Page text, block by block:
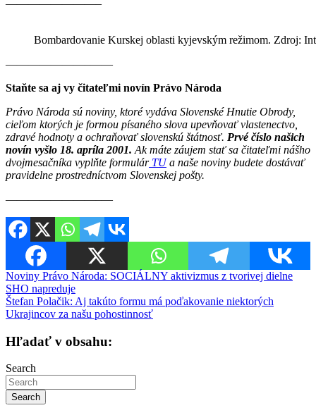
————————–
Bombardovanie Kurskej oblasti kyjevským režimom. Zdroj:
———————–——
Staňte sa aj vy čitateľmi novín Právo Národa
Právo Národa sú noviny, ktoré vydáva Slovenské Hnutie Obrody,
cieľom ktorých je formou písaného slova upevňovať vlastenectvo,
zdravé hodnoty a ochraňovať slovenskú štátnosť. Prvé číslo našich
novín vyšlo 18. apríla 2001. Ak máte záujem stať sa čitateľmi nášho
dvojmesačníka vyplňte formulárTUa naše noviny budete dostávať
pravidelne prostredníctvom Slovenskej pošty.
————————–—
Navigácia
v
článku
Noviny Právo Národa: SOCIÁLNY aktivizmus z tvorivej dielne
SHO napreduje
Štefan Polačik: Aj takúto formu má poďakovanie niektorých
Ukrajincov za našu pohostinnosť
Hľadať v obsahu:
Search
Search